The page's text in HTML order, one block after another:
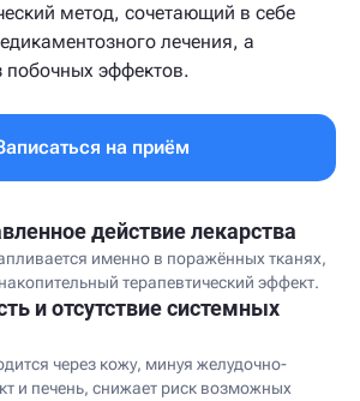
метод, сочетающий в себе
лечения, а
побочных эффектов.
на приём
действие лекарства
именно в поражённых тканях,
терапевтический эффект.
и отсутствие системных
через кожу, минуя желудочно-
и печень, снижает риск возможных